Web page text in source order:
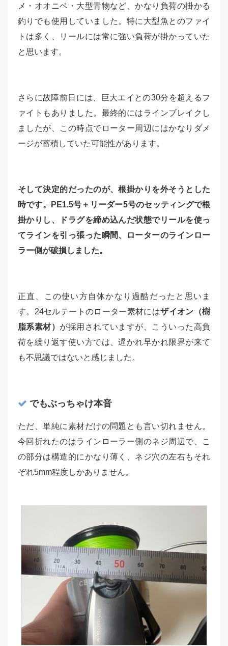
メ・オオニベ・大型青物など、かなり負荷の掛かる
釣りでも使用していました。特に大型魚とのファイ
トは多く、リールには常に強い負荷が掛かっていた
と思います。
さらに故障前日には、巨大エイとの30分を超えるフ
ァイトもありました。最終的にはラインブレイクし
ましたが、この時点でローター周辺にはかなりダメ
ージが蓄積していた可能性があります。
そして決定的だったのが、根掛かりを外そうとした
時です。PE1.5号＋リーダー5号のセッティングで根
掛かりし、ドラグを締め込んだ状態でリールを使っ
てラインを引っ張った瞬間、ローターのラインロー
ラー側が破損しました。
正直、この使い方自体かなり過酷だったと思いま
す。24セルテートのローター素材にはザイオン（樹
脂系素材） が採用されていますが、こういった高負
荷を繰り返す使い方では、遅かれ早かれ限界が来て
も不思議ではないと感じました。
でもぶっちゃけ本音
ただ、単純に素材だけの問題とも言い切れません。
今回折れたのはラインローラー側のネジ周辺で、こ
の部分は構造的にかなり薄く、ネジ穴の左右もそれ
ぞれ5mm程度しかありません。